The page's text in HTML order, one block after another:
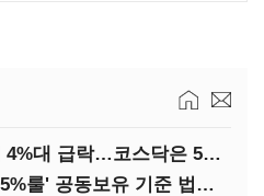
코스피, 반도체 쇼크에 4%대 급락…코스닥은 5거래일째 상승
(단독)민주당 박홍배, '5%룰' 공동보유 기준 법제화 추진